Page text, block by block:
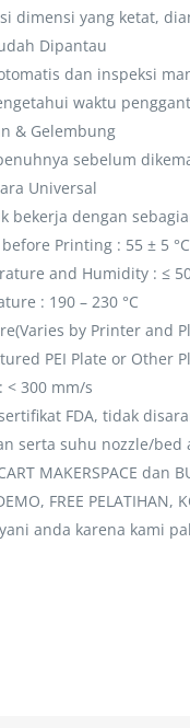
dimensi yang ketat,
Dipantau
dan inspeksi
waktu
& Gelembung
sebelum
Universal
bekerja dengan
Printing : 55 ± 5 °C
and Humidity : ≤
: 190 – 230 °C
by Printer and
PEI Plate or Other
< 300 mm/s
FDA, tidak
serta suhu nozzle/
MAKERSPACE dan
FREE PELATIHAN,
anda karena kami